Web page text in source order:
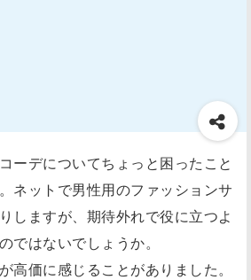
ーデについてちょっと困ったこと
ネットで男性用のファッションサ
しますが、期待外れで役に立つよ
ではないでしょうか。
高価に感じることがありました。